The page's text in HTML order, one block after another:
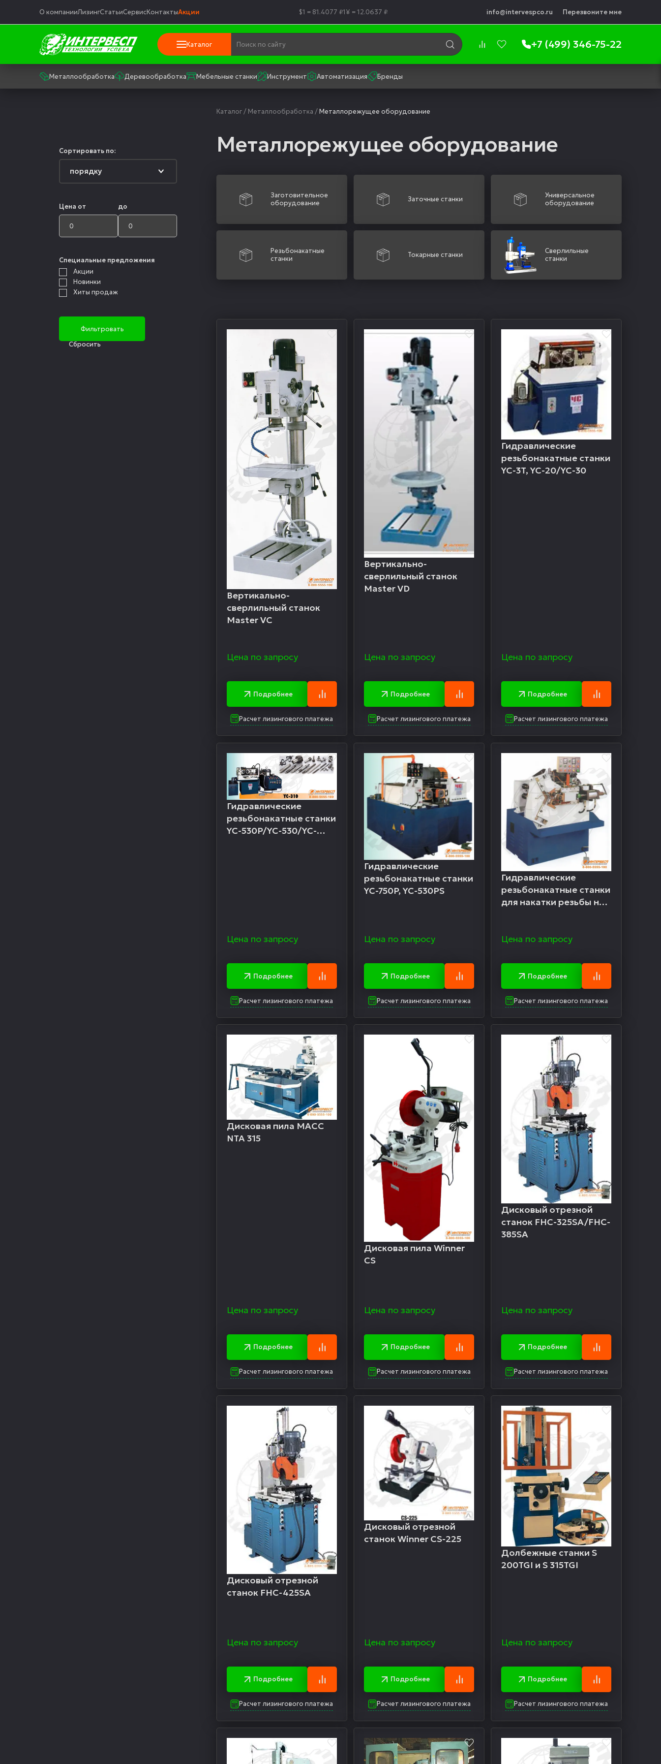
О компанииЛизингСтатьиСервисКонтактыАкции $1 = 81.4077 ₽1¥ = 12.0637 ₽ info@intervespco.ru Перезвоните мне
Каталог +7 (499) 346-75-22
Металлообработка Деревообработка Мебельные станки Инструмент Автоматизация Бренды
Сортировать по:
Цена от до
Специальные предложения
Акции
Новинки
Хиты продаж
Cбросить
Каталог/ Металлообработка /Металлорежущее оборудование
Металлорежущее оборудование
Заготовительное
оборудование
Заточные станки
Универсальное
оборудование
Резьбонакатные
станки
Токарные станки
Сверлильные
станки
Вертикально-
сверлильный станок
Master VC
Цена по запросу
Подробнее
Расчет лизингового платежа
Вертикально-
сверлильный станок
Master VD
Цена по запросу
Подробнее
Расчет лизингового платежа
Гидравлические
резьбонакатные станки
YC-3T, YC-20/YC-30
Цена по запросу
Подробнее
Расчет лизингового платежа
Гидравлические
резьбонакатные станки
YC-530P/YC-530/YC-
Цена по запросу
Подробнее
Расчет лизингового платежа
Гидравлические
резьбонакатные станки
YC-750P, YC-530PS
Цена по запросу
Подробнее
Расчет лизингового платежа
Гидравлические
резьбонакатные станки
для накатки резьбы на
Цена по запросу
Подробнее
Расчет лизингового платежа
Дисковая пила MACC
NTA 315
Цена по запросу
Подробнее
Расчет лизингового платежа
Дисковая пила Winner
CS
Цена по запросу
Подробнее
Расчет лизингового платежа
Дисковый отрезной
станок FHC-325SA/FHC-
385SA
Цена по запросу
Подробнее
Расчет лизингового платежа
Дисковый отрезной
станок FHC-425SA
Цена по запросу
Подробнее
Расчет лизингового платежа
Дисковый отрезной
станок Winner CS-225
Цена по запросу
Подробнее
Расчет лизингового платежа
Долбежные станки S
200TGI и S 315TGI
Цена по запросу
Подробнее
Расчет лизингового платежа